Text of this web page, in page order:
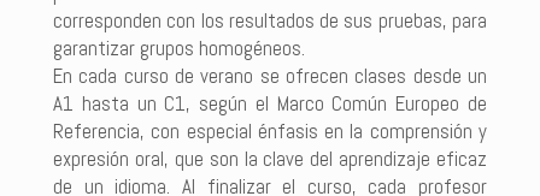
corresponden con los resultados de sus pruebas, para
garantizar grupos homogéneos.
En cada curso de verano se ofrecen clases desde un
A1 hasta un C1, según el Marco Común Europeo de
Referencia, con especial énfasis en la comprensión y
expresión oral, que son la clave del aprendizaje eficaz
de un idioma. Al finalizar el curso, cada profesor